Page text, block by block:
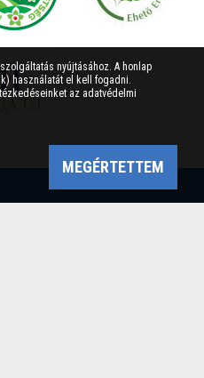
nyújtásához. A honlap
használatát el kell fogadni.
az adatvédelmi
MEGÉRTETTEM